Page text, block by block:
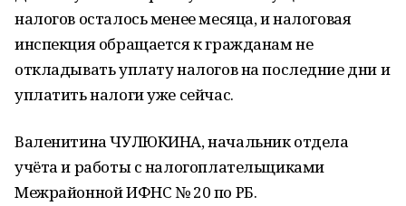
налогов осталось менее месяца, и налоговая
инспекция обращается к гражданам не
откладывать уплату налогов на последние дни и
уплатить налоги уже сейчас.
Валенитина ЧУЛЮКИНА, начальник отдела
учёта и работы с налогоплательщиками
Межрайонной ИФНС № 20 по РБ.